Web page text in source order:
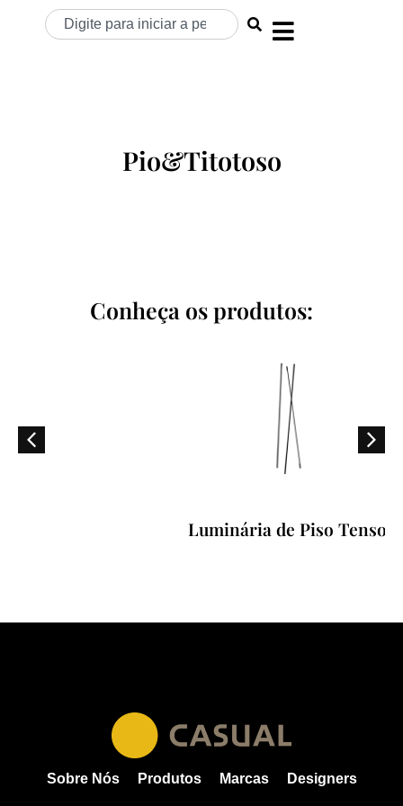
Pio&Titotoso
Conheça os produtos:
Luminária de Piso Tenso
Sobre Nós Produtos Marcas Designers